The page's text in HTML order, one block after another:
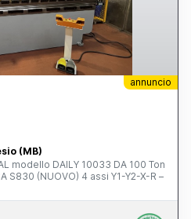
annuncio
(MB)
modello DAILY 10033 DA 100 Ton
(NUOVO) 4 assi Y1-Y2-X-R –